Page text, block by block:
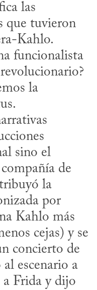
las
que tuvieron
Kahlo.
la
sino el
de
la
por
Kahlo más
cejas) y se
concierto de
escenario a
a Frida y dijo